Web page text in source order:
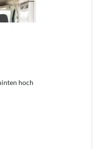
hoch